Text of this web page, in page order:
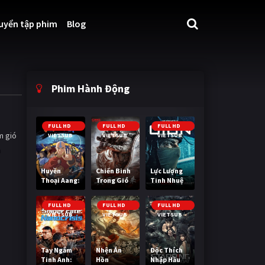
tập phim Blog
gió
Phim Hành Động
FULL HD
VIETSUB
Huyền
Thoại Aang:
Tiết Khí Sư
Cuối Cùng
FULL HD
VIETSUB
Chiến Binh
Trong Gió
FULL HD
VIETSUB
Lực Lượng
Tinh Nhuệ
FULL HD
VIETSUB
Tay Ngắm
Tinh Anh:
FULL HD
VIETSUB
Nhện Ăn
Hồn
FULL HD
VIETSUB
Độc Thích
Nhập Hầu